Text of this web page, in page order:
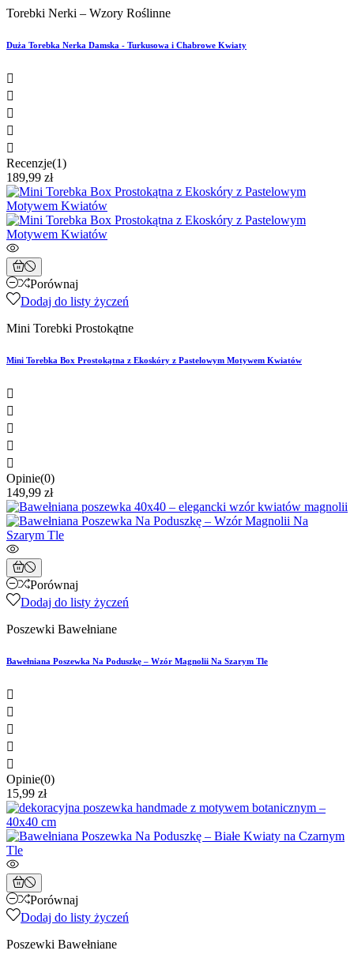
Torebki Nerki – Wzory Roślinne
Duża Torebka Nerka Damska - Turkusowa i Chabrowe Kwiaty





Recenzje(1)
189,99 zł
Porównaj
Dodaj do listy życzeń
Mini Torebki Prostokątne
Mini Torebka Box Prostokątna z Ekoskóry z Pastelowym Motywem Kwiatów





Opinie(0)
149,99 zł
Porównaj
Dodaj do listy życzeń
Poszewki Bawełniane
Bawełniana Poszewka Na Poduszkę – Wzór Magnolii Na Szarym Tle





Opinie(0)
15,99 zł
Porównaj
Dodaj do listy życzeń
Poszewki Bawełniane